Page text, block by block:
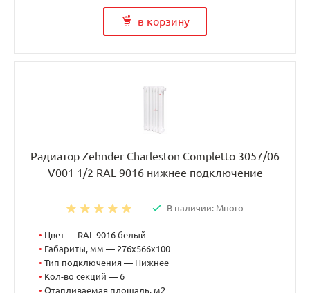
в корзину
Радиатор Zehnder Charleston Completto 3057/06
V001 1/2 RAL 9016 нижнее подключение
В наличии: Много
• Цвет — RAL 9016 белый
• Габариты, мм — 276x566x100
• Тип подключения — Нижнее
• Кол-во секций — 6
• Отапливаемая площадь, м2